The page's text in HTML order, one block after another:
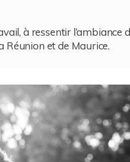
à ressentir l’ambiance
Réunion et de Maurice.